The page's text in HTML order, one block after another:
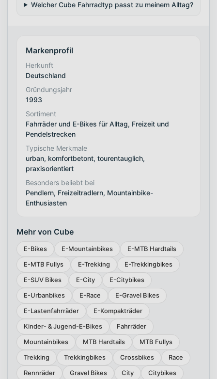
Welcher Cube Fahrradtyp passt zu meinem Alltag?
Markenprofil
Herkunft
Deutschland
Gründungsjahr
1993
Sortiment
Fahrräder und E-Bikes für Alltag, Freizeit und
Pendelstrecken
Typische Merkmale
urban, komfortbetont, tourentauglich,
praxisorientiert
Besonders beliebt bei
Pendlern, Freizeitradlern, Mountainbike-
Enthusiasten
Mehr von Cube
E-Bikes E-Mountainbikes
E-MTB Hardtails
E-MTB Fullys
E-Trekking
E-Trekkingbikes
E-SUV Bikes
E-City
E-Citybikes
E-Urbanbikes
E-Race
E-Gravel Bikes
E-Lastenfahrräder
E-Kompakträder
Kinder- & Jugend-E-Bikes
Fahrräder
Mountainbikes
MTB Hardtails
MTB Fullys
Trekking
Trekkingbikes Crossbikes
Race
Rennräder
Gravel Bikes City
Citybikes